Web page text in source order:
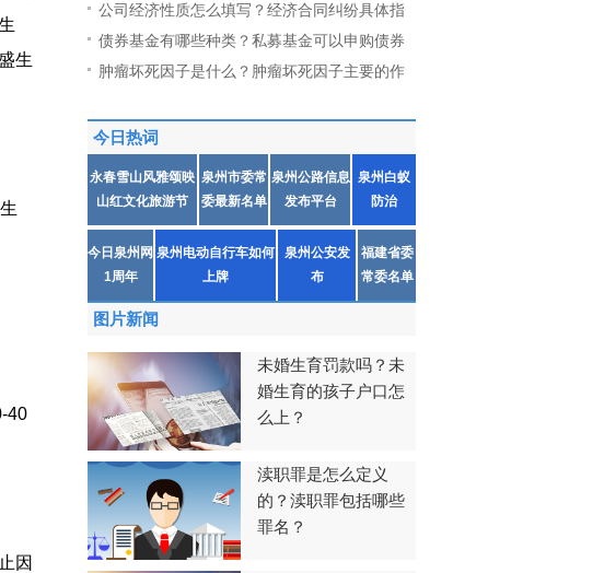
生
40
因
公司经济性质怎么填写？经济合同纠纷具体指
债券基金有哪些种类？私募基金可以申购债券
肿瘤坏死因子是什么？肿瘤坏死因子主要的作
今日热词
永春雪山风雅颂映
山红文化旅游节
泉州市委常
委最新名单
泉州公路信息
发布平台
泉州白蚁
防治
今日泉州网
1周年
泉州电动自行车如何
上牌
泉州公安发
布
福建省委
常委名单
图片新闻
未婚生育罚款吗？未
婚生育的孩子户口怎
么上？
渎职罪是怎么定义
的？渎职罪包括哪些
罪名？